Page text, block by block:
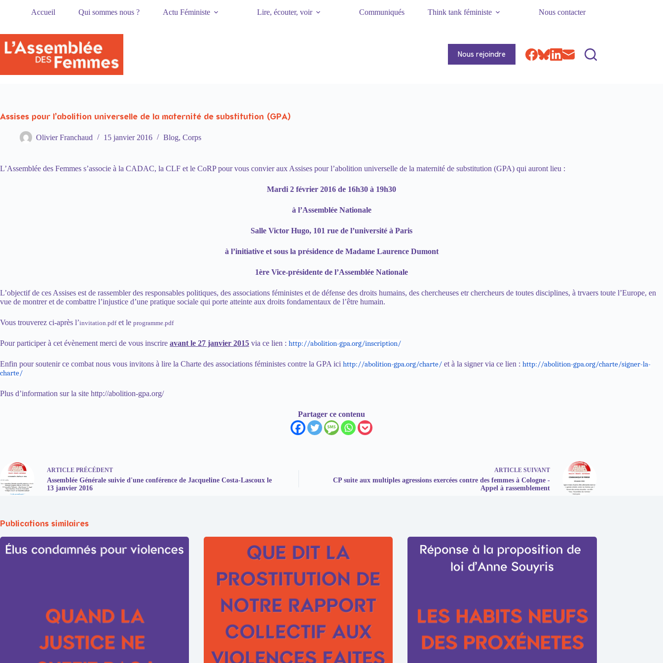
Accueil Qui sommes nous ? Actu Féministe Lire, écouter, voir Communiqués Think tank féministe Nous contacter
Nous rejoindre
Assises pour l’abolition universelle de la maternité de substitution (GPA)
Olivier Franchaud 15 janvier 2016 Blog, Corps
L’Assemblée des Femmes s’associe à la CADAC, la CLF et le CoRP pour vous convier aux Assises pour l’abolition universelle de la maternité de substitution (GPA) qui auront lieu :
Mardi 2 février 2016 de 16h30 à 19h30
à l’Assemblée Nationale
Salle Victor Hugo, 101 rue de l’université à Paris
à l’initiative et sous la présidence de Madame Laurence Dumont
1ère Vice-présidente de l’Assemblée Nationale
L’objectif de ces Assises est de rassembler des responsables politiques, des associations féministes et de défense des droits humains, des chercheuses etr chercheurs de toutes disciplines, à trvaers toute l’Europe, en
vue de montrer et de combattre l’injustice d’une pratique sociale qui porte atteinte aux droits fondamentaux de l’être humain.
Vous trouverez ci-après l’invitation.pdfet le programme.pdf
Pour participer à cet évènement merci de vous inscrire avant le 27 janvier 2015 via ce lien : http://abolition-gpa.org/inscription/
Enfin pour soutenir ce combat nous vous invitons à lire la Charte des associations féministes contre la GPA ici http://abolition-gpa.org/charte/ et à la signer via ce lien : http://abolition-gpa.org/charte/signer-la-
charte/
Plus d’information sur la site http://abolition-gpa.org/
Partager ce contenu
ARTICLE PRÉCÉDENT
Assemblée Générale suivie d'une conférence de Jacqueline Costa-Lascoux le
13 janvier 2016
ARTICLESUIVANT
CP suite aux multiples agressions exercées contre des femmes à Cologne -
Appel à rassemblement
Publications similaires